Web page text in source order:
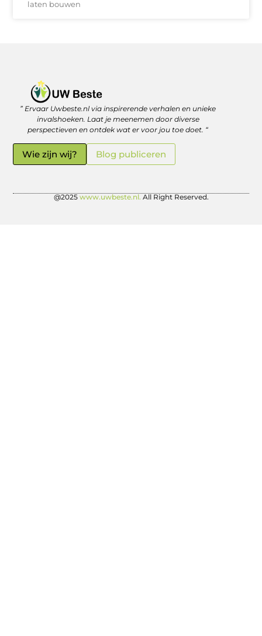
laten bouwen
” Ervaar Uwbeste.nl via inspirerende verhalen en unieke
invalshoeken. Laat je meenemen door diverse
perspectieven en ontdek wat er voor jou toe doet. “
Wie zijn wij? Blog publiceren
@2025 www.uwbeste.nl. All Right Reserved.